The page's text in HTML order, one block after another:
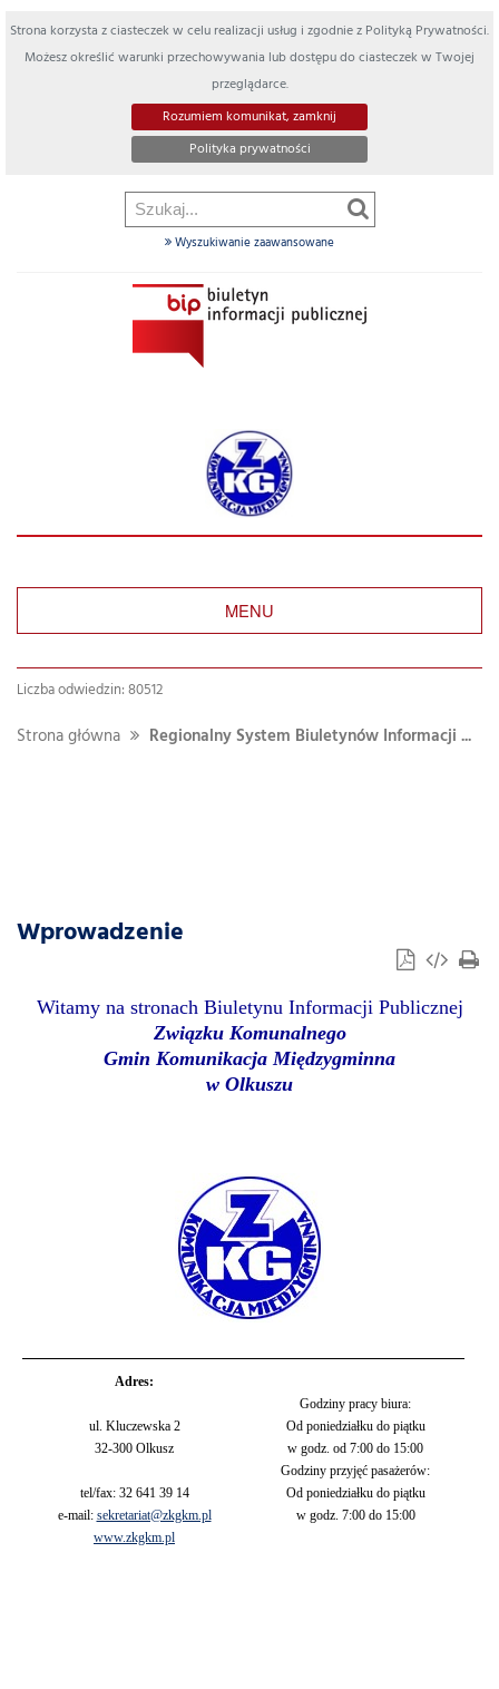
Strona korzysta z ciasteczek w celu realizacji usług i zgodnie z Polityką Prywatności.
Możesz określić warunki przechowywania lub dostępu do ciasteczek w Twojej
przeglądarce.
Rozumiem komunikat, zamknij
Polityka prywatności
Wyszukiwanie zaawansowane
MENU
Liczba odwiedzin: 80512
Strona główna Regionalny System Biuletynów Informacji ...
Wprowadzenie
Witamy na stronach Biuletynu Informacji Publicznej
Związku Komunalnego
Gmin Komunikacja Międzygminna
w Olkuszu
Adres:
ul. Kluczewska 2
32-300 Olkusz
tel/fax: 32 641 39 14
e-mail: sekretariat@zkgkm.pl
www.zkgkm.pl
Godziny pracy biura:
Od poniedziałku do piątku
w godz. od 7:00 do 15:00
Godziny przyjęć pasażerów:
Od poniedziałku do piątku
w godz. 7:00 do 15:00